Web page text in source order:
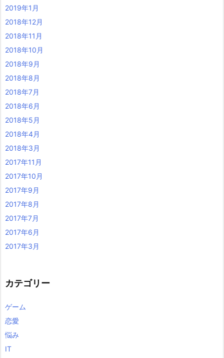
2019年1月
2018年12月
2018年11月
2018年10月
2018年9月
2018年8月
2018年7月
2018年6月
2018年5月
2018年4月
2018年3月
2017年11月
2017年10月
2017年9月
2017年8月
2017年7月
2017年6月
2017年3月
カテゴリー
ゲーム
恋愛
悩み
IT